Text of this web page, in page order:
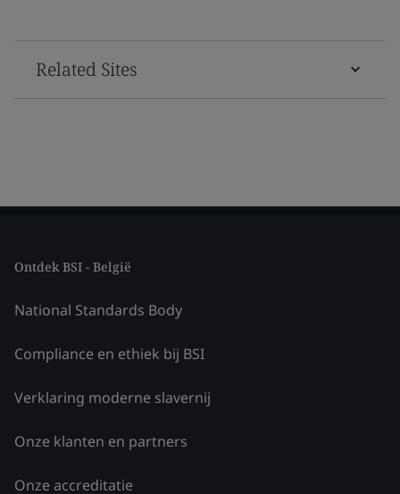
Related Sites
Ontdek BSI - België
National Standards Body
Compliance en ethiek bij BSI
Verklaring moderne slavernij
Onze klanten en partners
Onze accreditatie